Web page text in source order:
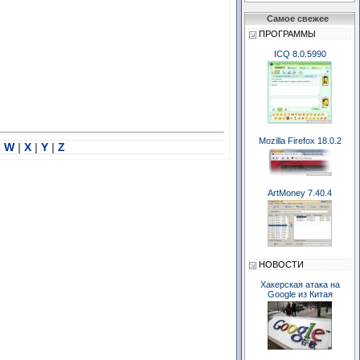
W | X | Y | Z
Самое свежее
ПРОГРАММЫ
ICQ 8.0.5990
Mozilla Firefox 18.0.2
ArtMoney 7.40.4
НОВОСТИ
Хакерская атака на
Google из Китая